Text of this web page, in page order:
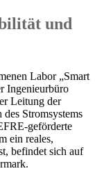
und
Labor „Smart
Ingenieurbüro
Leitung der
Stromsystems
geförderte
ein reales,
befindet sich auf